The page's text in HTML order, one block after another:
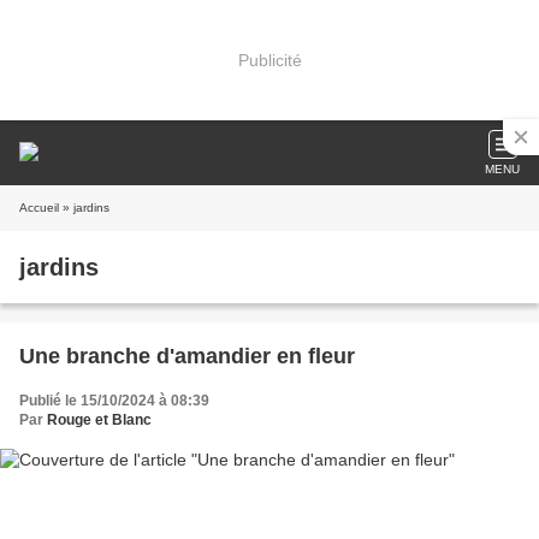
Publicité
MENU
Accueil » jardins
jardins
Une branche d'amandier en fleur
Publié le 15/10/2024 à 08:39
Par Rouge et Blanc